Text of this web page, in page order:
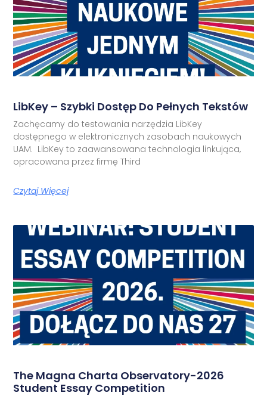
LibKey – Szybki Dostęp Do Pełnych Tekstów
Zachęcamy do testowania narzędzia LibKey
dostępnego w elektronicznych zasobach naukowych
UAM. LibKey to zaawansowana technologia linkująca,
opracowana przez firmę Third
Czytaj Więcej
The Magna Charta Observatory-2026
Student Essay Competition